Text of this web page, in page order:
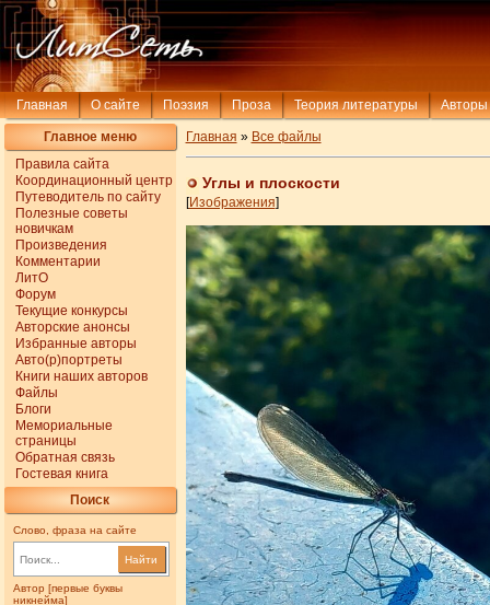
Главная О сайте Поэзия Проза Теория литературы Авторы
Главное меню
Правила сайта
Координационный центр
Путеводитель по сайту
Полезные советы
новичкам
Произведения
Комментарии
ЛитО
Форум
Текущие конкурсы
Авторские анонсы
Избранные авторы
Авто(р)портреты
Книги наших авторов
Файлы
Блоги
Мемориальные
страницы
Обратная связь
Гостевая книга
Поиск
Слово, фраза на сайте
Найти
Автор [первые буквы
никнейма]
Главная » Все файлы
Углы и плоскости
[Изображения]